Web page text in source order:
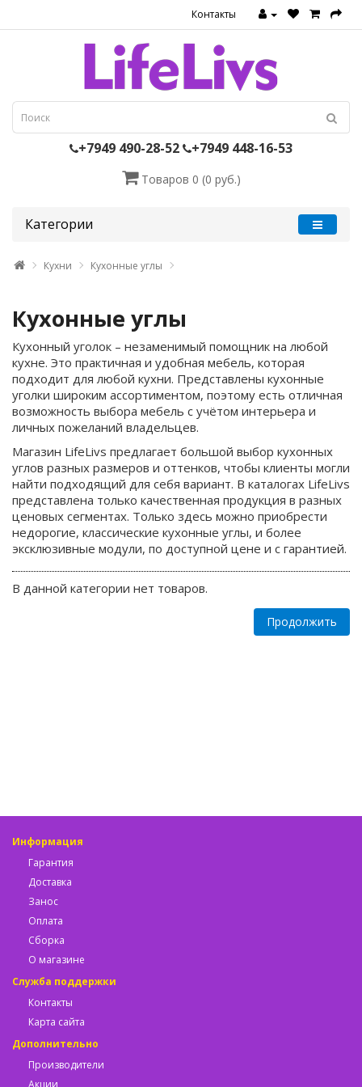
Контакты
+7949 490-28-52 +7949 448-16-53
Товаров 0 (0 руб.)
Категории
Кухни Кухонные углы
Кухонные углы
Кухонный уголок – незаменимый помощник на любой
кухне. Это практичная и удобная мебель, которая
подходит для любой кухни. Представлены кухонные
уголки широким ассортиментом, поэтому есть отличная
возможность выбора мебель с учётом интерьера и
личных пожеланий владельцев.
Магазин LifeLivs предлагает большой выбор кухонных
углов разных размеров и оттенков, чтобы клиенты могли
найти подходящий для себя вариант. В каталогах LifeLivs
представлена только качественная продукция в разных
ценовых сегментах. Только здесь можно приобрести
недорогие, классические кухонные углы, и более
эксклюзивные модули, по доступной цене и с гарантией.
В данной категории нет товаров.
Продолжить
Информация
Гарантия
Доставка
Занос
Оплата
Сборка
О магазине
Служба поддержки
Контакты
Карта сайта
Дополнительно
Производители
Акции